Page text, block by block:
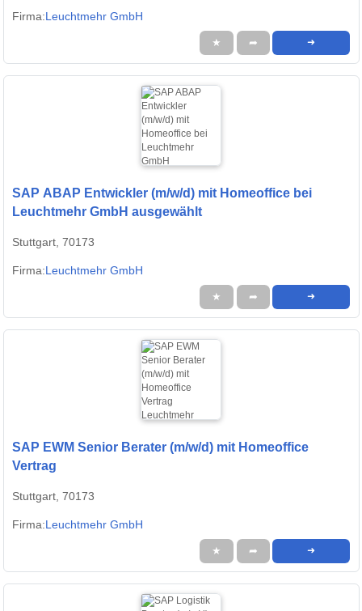
Firma:Leuchtmehr GmbH
★ ➦ ➜
SAP ABAP Entwickler (m/w/d) mit Homeoffice bei
Leuchtmehr GmbH ausgewählt
Stuttgart, 70173
Firma:Leuchtmehr GmbH
★ ➦ ➜
SAP EWM Senior Berater (m/w/d) mit Homeoffice
Vertrag
Stuttgart, 70173
Firma:Leuchtmehr GmbH
★ ➦ ➜